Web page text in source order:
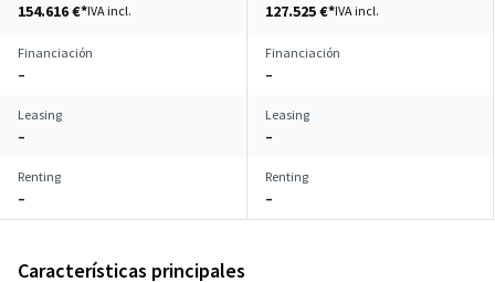
154.616 €*IVA incl. 127.525 €*IVA incl.
Financiación
–
Financiación
–
Leasing
–
Leasing
–
Renting
–
Renting
–
Características principales